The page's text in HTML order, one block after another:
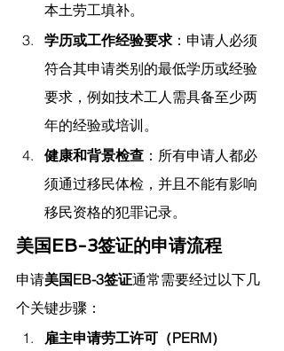
本土劳工填补。
学历或工作经验要求：申请人必须
符合其申请类别的最低学历或经验
要求，例如技术工人需具备至少两
年的经验或培训。
健康和背景检查 ：所有申请人都必
须通过移民体检，并且不能有影响
移民资格的犯罪记录。
美国EB-3签证的申请流程
申请美国EB-3签证通常需要经过以下几
个关键步骤：
雇主申请劳工许可（PERM）